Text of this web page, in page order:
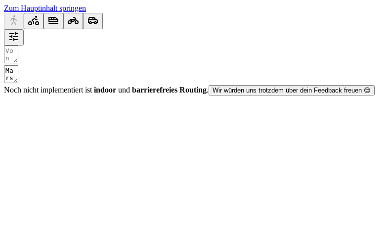
Zum Hauptinhalt springen
Noch nicht implementiert ist indoor und barrierefreies Routing. Wir würden uns trotzdem über dein Feedback freuen 😊